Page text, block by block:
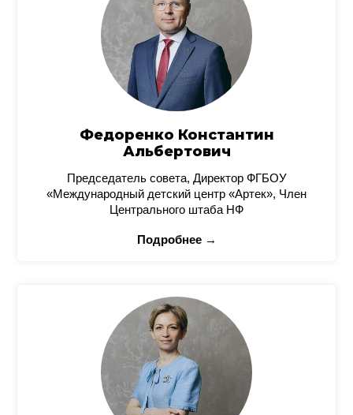
Федоренко Константин
Альбертович
Председатель совета, Директор ФГБОУ
«Международный детский центр «Артек», Член
Центрального штаба НФ
Подробнее →